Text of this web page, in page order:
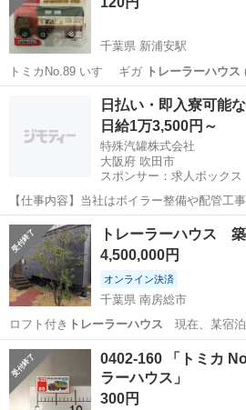
千葉県 新浦安駅
トミカNo.89 いすゞ ギガ
トレーラーハウス
新…
浦安市 新浦安駅 ミニカー
日払い・即入寮可能
日給1万3,500円～
特殊汽罐株式会社
大阪府 吹田市
スポンサー：求人ボックス
【仕事内容】当社はボイラー整備や配管工
で必要な配管やボイラーの製缶作業(溶接・
当社工場内であたっていただきます。 工場
堂筋線の江坂駅からの徒歩圏内にあります...
アルバイト・パート
トレーラーハウス
4,500,000円
オンライン決済
千葉県 南房総市
ロフト付き トレーラーハウス 現在、某宿
千葉 南房総市 トレーラ
0402-160 「トミカ
ラーハウス」
300円